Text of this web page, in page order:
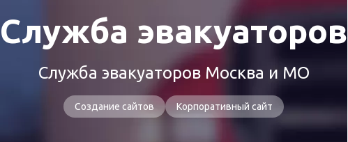
Служба эвакуаторов
Служба эвакуаторов Москва и МО
Создание сайтов Корпоративный сайт